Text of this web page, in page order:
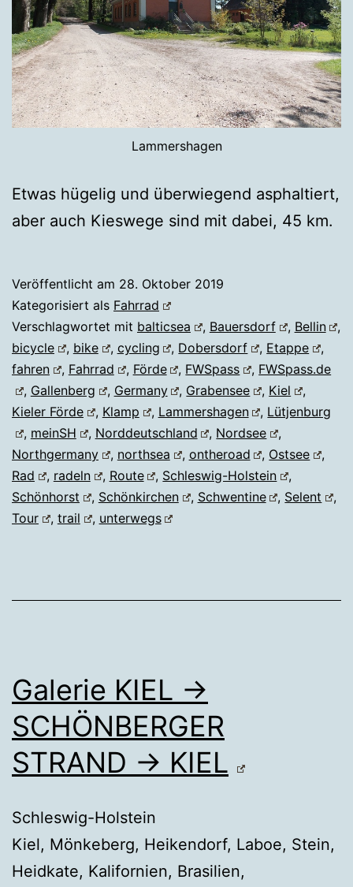
Lammershagen
Etwas hügelig und überwiegend asphaltiert,
aber auch Kieswege sind mit dabei, 45 km.
Veröffentlicht am 28. Oktober 2019
Kategorisiert als Fahrrad
Verschlagwortet mit balticsea , Bauersdorf , Bellin
,
bicycle
, bike , cycling , Dobersdorf , Etappe
,
fahren
, Fahrrad , Förde , FWSpass , FWSpass.de
, Gallenberg , Germany , Grabensee , Kiel
,
Kieler Förde
, Klamp , Lammershagen , Lütjenburg
, meinSH , Norddeutschland , Nordsee
,
Northgermany
, northsea , ontheroad , Ostsee
,
Rad
, radeln , Route , Schleswig-Holstein
,
Schönhorst
, Schönkirchen , Schwentine , Selent
,
Tour
, trail , unterwegs
Galerie KIEL →
SCHÖNBERGER
STRAND → KIEL
Schleswig-Holstein
Kiel, Mönkeberg, Heikendorf, Laboe, Stein,
Heidkate, Kalifornien, Brasilien,